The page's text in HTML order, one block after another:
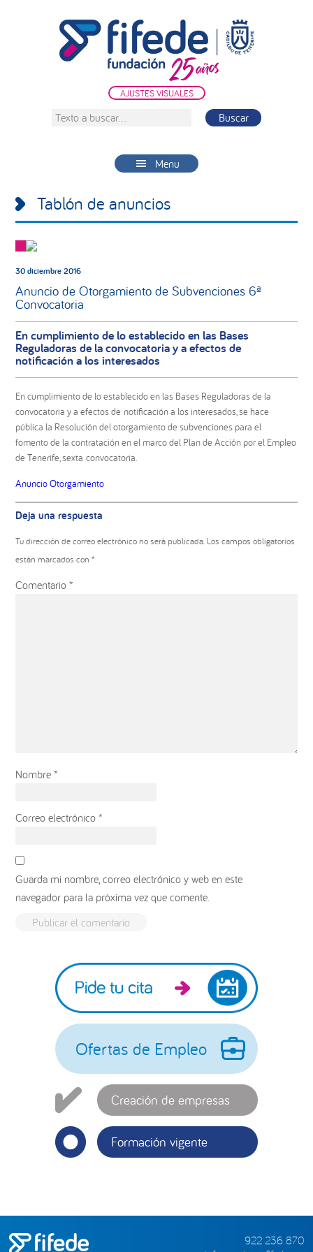
AJUSTES VISUALES
Texto
Menu
Tablón de anuncios
30 diciembre 2016
Anuncio de Otorgamiento de Subvenciones 6ª
Convocatoria
En cumplimiento de lo establecido en las Bases
Reguladoras de la convocatoria y a efectos de
notificación a los interesados
En cumplimiento de lo establecido en las Bases Reguladoras de la
convocatoria y a efectos de notificación a los interesados, se hace
pública la Resolución del otorgamiento de subvenciones para el
fomento de la contratación en el marco del Plan de Acción por el Empleo
de Tenerife, sexta convocatoria.
Anuncio Otorgamiento
Interacciones
con
los
lectores
Deja una respuesta
Tu dirección de correo electrónico no será publicada. Los campos obligatorios
están marcados con*
Comentario*
Nombre*
Correo electrónico*
Guarda mi nombre, correo electrónico y web en este
navegador para la próxima vez que comente.
Barra
lateral
principal
Ofertas de Empleo
Creación de empresas
Formación vigente
922 236 870